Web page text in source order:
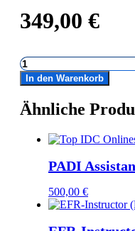
349,00 €
PADI
Sidemount-
Specialty
Menge
In den Warenkorb
Ähnliche
PADI
500,00 €